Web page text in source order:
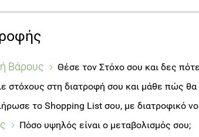
Βάρους Θέσε τον Στόχο σου και δες
στόχους στη διατροφή σου και μάθε πώς θα
το Shopping List σου, με διατροφικό
Πόσο υψηλός είναι ο μεταβολισμός σου;